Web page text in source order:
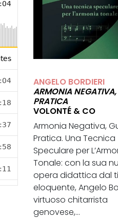
ANGELO BORDIERI
ARMONIA
PRATICA
VOLONTÉ & CO
Armonia Negativa,
Pratica. Una Tecnica
Speculare per
Tonale: con la sua
opera didattica dal
eloquente, Angelo
virtuoso chitarrista
genovese,...